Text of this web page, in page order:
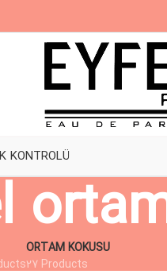
KONTROLÜ
ORTAM KOKUSU
27 Products